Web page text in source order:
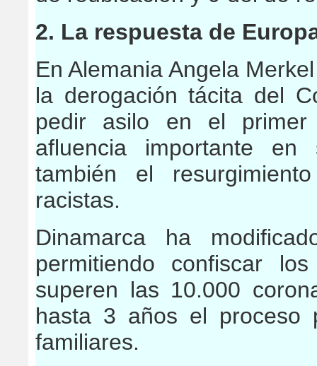
2. La respuesta de
En Alemania Angela
la derogación tácita del
pedir asilo en el primer
afluencia importante en
también el
racistas.
Dinamarca ha
permitiendo confiscar
superen las 10.000
hasta 3 años el proceso
familiares.